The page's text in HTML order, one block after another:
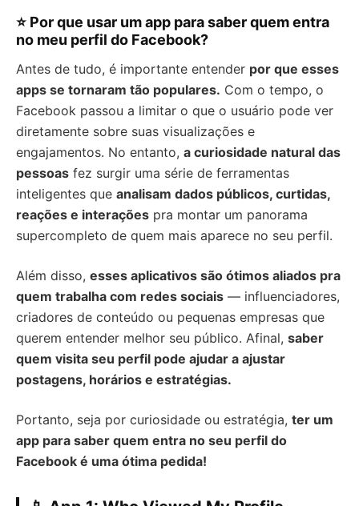
⭐ Por que usar um app para saber quem entra
no meu perfil do Facebook?
Antes de tudo, é importante entender por que esses
apps se tornaram tão populares. Com o tempo, o
Facebook passou a limitar o que o usuário pode ver
diretamente sobre suas visualizações e
engajamentos. No entanto, a curiosidade natural das
pessoas fez surgir uma série de ferramentas
inteligentes que analisam dados públicos, curtidas,
reações e interações pra montar um panorama
supercompleto de quem mais aparece no seu perfil.
Além disso, esses aplicativos são ótimos aliados pra
quem trabalha com redes sociais — influenciadores,
criadores de conteúdo ou pequenas empresas que
querem entender melhor seu público. Afinal, saber
quem visita seu perfil pode ajudar a ajustar
postagens, horários e estratégias.
Portanto, seja por curiosidade ou estratégia, ter um
app para saber quem entra no seu perfil do
Facebook é uma ótima pedida!